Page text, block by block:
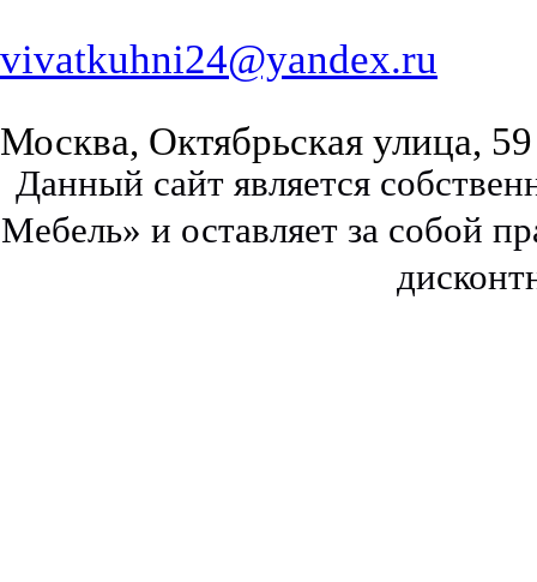
vivatkuhni24@yandex.ru
Москва, Октябрьская улица, 59
Данный сайт является
Мебель» и оставляет за собой